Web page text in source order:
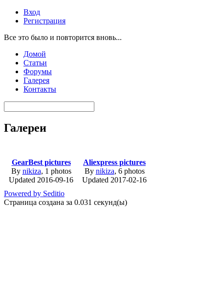
Вход
Регистрация
Все это было и повторится вновь...
Домой
Статьи
Форумы
Галерея
Контакты
Галереи
GearBest pictures
By nikiza, 1 photos
Updated 2016-09-16
Aliexpress pictures
By nikiza, 6 photos
Updated 2017-02-16
Powered by Seditio
Страница создана за 0.031 секунд(ы)